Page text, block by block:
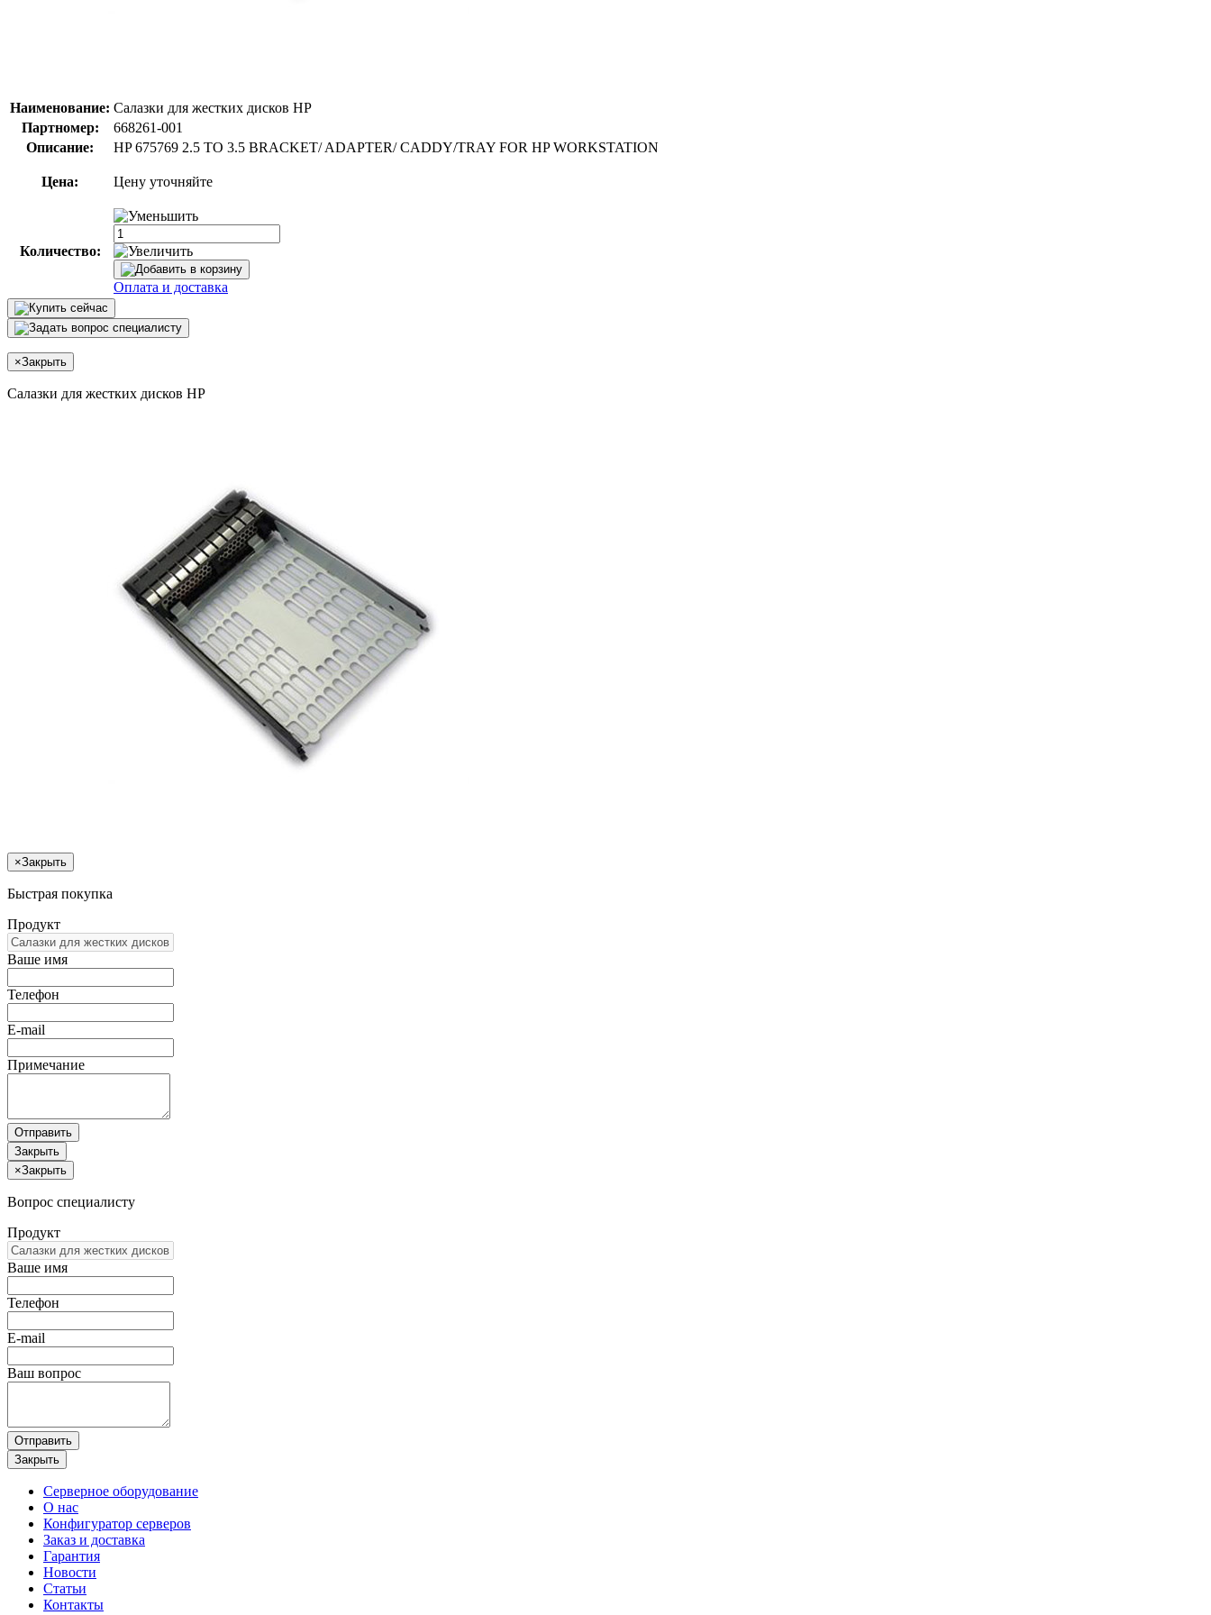
Наименование: Салазки для жестких дисков HP
Партномер:
668261-001
Описание:
HP 675769 2.5 TO 3.5 BRACKET/ ADAPTER/ CADDY/TRAY FOR HP WORKSTATION
Цена: Цену уточняйте
Количество:
Оплата и доставка
×Закрыть
Салазки для жестких дисков HP
×Закрыть
Быстрая покупка
Продукт
Ваше имя
Телефон
E-mail
Примечание
Отправить
Закрыть
×Закрыть
Вопрос специалисту
Продукт
Ваше имя
Телефон
E-mail
Ваш вопрос
Отправить
Закрыть
Серверное оборудование
О нас
Конфигуратор серверов
Заказ и доставка
Гарантия
Новости
Статьи
Контакты